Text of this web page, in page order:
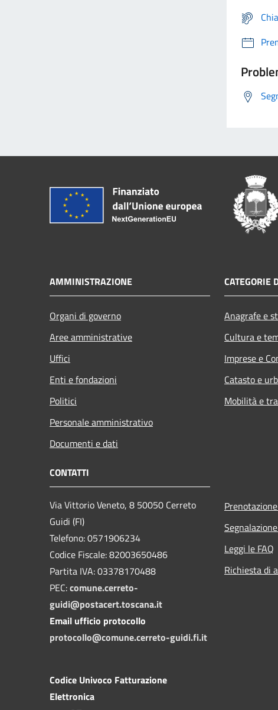
AMMINISTRAZIONE
Organi di governo
Aree amministrative
Uffici
Enti e fondazioni
Politici
Personale amministrativo
Documenti e dati
CATEGORIE
Anagrafe e
Cultura e
Imprese e
Catasto e
Mobilità e
CONTATTI
Via Vittorio Veneto, 8 50050 Cerreto
Guidi (FI)
Telefono: 0571906234
Codice Fiscale: 82003650486
Partita IVA: 03378170488
PEC:comune.cerreto-
guidi@postacert.toscana.it
Email ufficio protocollo
protocollo@comune.cerreto-guidi.fi.it
Codice Univoco Fatturazione
Elettronica
Leggi le FAQ
Richiesta di